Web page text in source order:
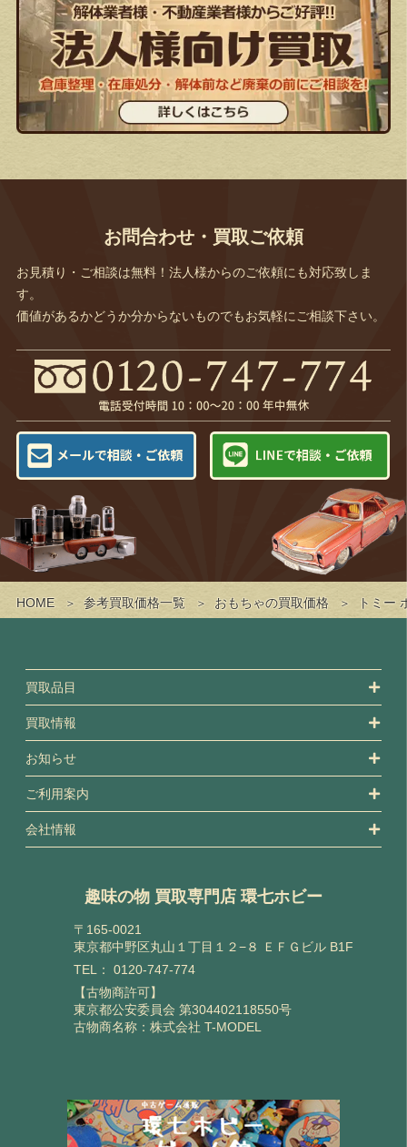
HOME 参考買取価格一覧 おもちゃの買取価格 トミー
お問合わせ・買取ご依頼
お見積り・ご相談は無料！法人様からのご依頼にも対応致しま
す。
価値があるかどうか分からないものでもお気軽にご相談下さい。
買取品目
買取情報
お知らせ
ご利用案内
会社情報
趣味の物 買取専門店 環七ホビー
〒165-0021
東京都中野区丸山１丁目１２−８ ＥＦＧビル B1F
TEL： 0120-747-774
【古物商許可】
東京都公安委員会 第304402118550号
古物商名称：株式会社 T-MODEL